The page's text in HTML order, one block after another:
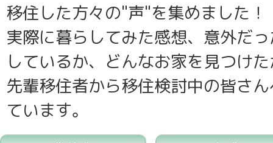
移住した方々の"声"を集めました！
実際に暮らしてみた感想、意外だ
しているか、どんなお家を見つけ
先輩移住者から移住検討中の皆さ
ています。